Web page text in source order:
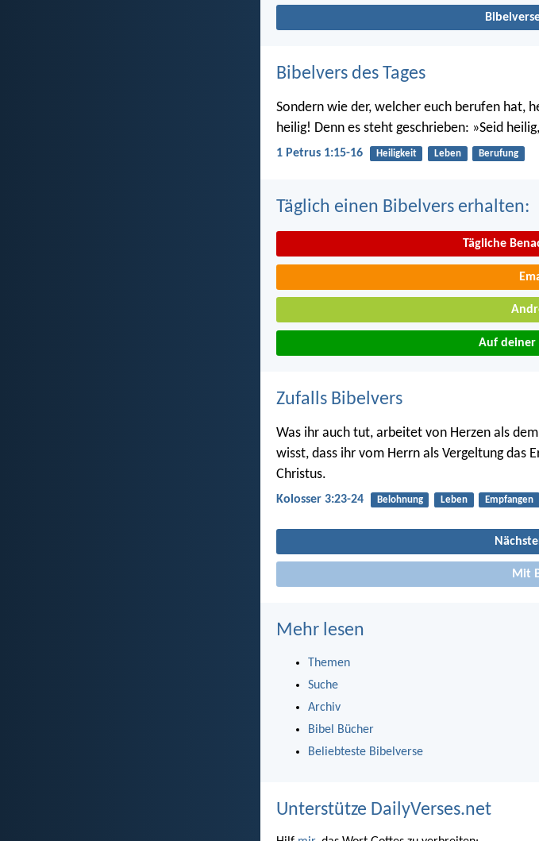
Bibelvers des Tages
Sondern wie der, welcher euch berufen hat,
heilig! Denn es steht geschrieben: »Seid
1 Petrus 1:15-16 Heiligkeit Leben Berufung
Täglich einen Bibelvers erhalten:
Tägliche
Auf deiner
Zufalls Bibelvers
Was ihr auch tut, arbeitet von Herzen als
wisst, dass ihr vom Herrn als Vergeltung das
Christus.
Kolosser 3:23-24 Belohnung Leben Empfangen
Mit
Mehr lesen
Themen
Suche
Archiv
Bibel Bücher
Beliebteste Bibelverse
Unterstütze DailyVerses.net